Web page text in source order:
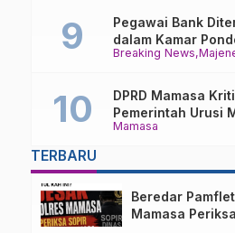
Breaking News
Pegawai Bank
dalam Kamar
Polisi Lakukan
Mamasa
DPRD Mamasa
Pemerintah Urusi
TERBARU
Beredar
Mamasa